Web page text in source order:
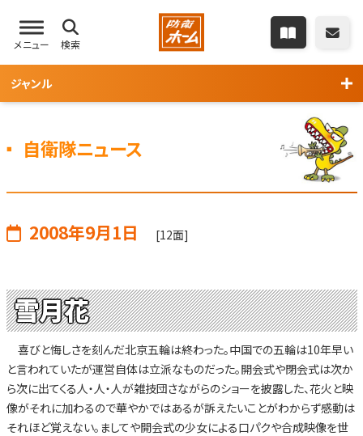
メニュー 検索
ジャンル
自衛隊ニュース
2008年9月1日 [12面]
雪月花
喜びと悔しさを刻んだ北京五輪は終わった。中国での五輪は10年早い
と言われていたが運営自体は立派なものだった。開会式や閉会式は次か
ら次に出てくる人・人・人が雑技団さながらのショーを披露した、花火と映
像がそれに加わるので華やかではあるが訴えたいことがわからず感動は
それほど覚えない。ましてや開会式の少女による口パクや合成映像を世